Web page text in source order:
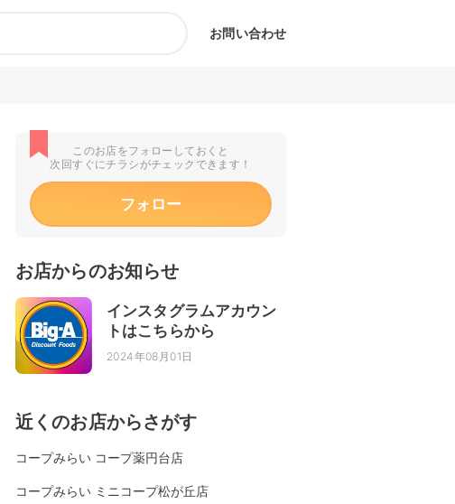
お問い合わせ
このお店をフォローしておくと
次回すぐにチラシがチェックできます！
フォロー
お店からのお知らせ
インスタグラムアカウン
トはこちらから
2024年08月01日
近くのお店からさがす
コープみらい コープ薬円台店
コープみらい ミニコープ松が丘店